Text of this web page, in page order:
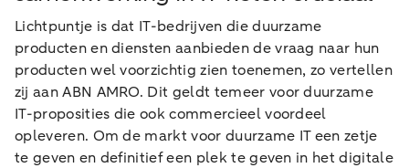
Lichtpuntje is dat IT-bedrijven die duurzame
producten en diensten aanbieden de vraag naar hun
producten wel voorzichtig zien toenemen, zo vertellen
zij aan ABN AMRO. Dit geldt temeer voor duurzame
IT-proposities die ook commercieel voordeel
opleveren. Om de markt voor duurzame IT een zetje
te geven en definitief een plek te geven in het digitale